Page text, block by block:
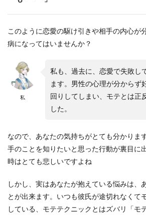
このように恋愛の駆け引きや相手の内心が
病になってはいませんか？
私
私も、過去に、恋愛で失敗し
ます。男性の心理が分からず
回りしてしまい、モテとは正
した。
なので、あなたの気持ちがとても分かりま
手のことを知りたいと思った行動が裏目に
時はとても悲しいですよね
しかし、実はあなたが抱えている悩みは、
とが出来ます。いつも彼氏が途切れなくて
している、モテテクニックとはズバリ「モ